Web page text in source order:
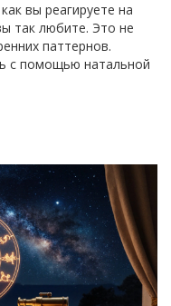
вы реагируете на
так любите. Это не
паттернов.
с помощью натальной